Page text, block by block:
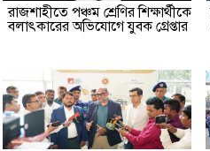
রাজশাহীতে পঞ্চম শ্রেণির শিক্ষার্থীকে
বলাৎকারের অভিযোগে যুবক গ্রেপ্তার